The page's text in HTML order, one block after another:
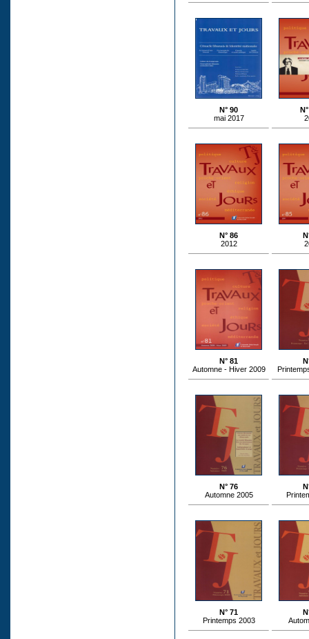
N° 90
mai 2017
N° 86
2012
N° 81
Automne - Hiver 2009
N° 76
Automne 2005
N° 71
Printemps 2003